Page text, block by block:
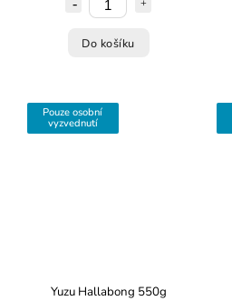
Do košíku
Pouze osobní
vyzvednutí
Yuzu Hallabong 550g